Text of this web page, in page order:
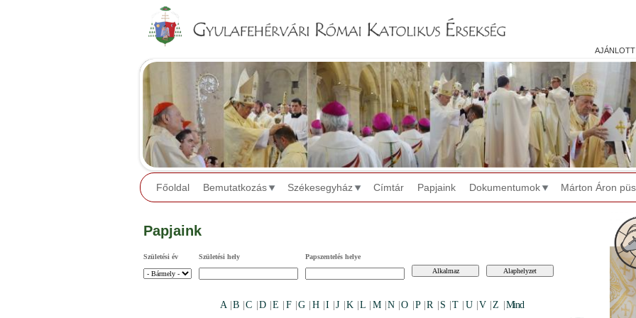
ajánlott
Főoldal Bemutatkozás Székesegyház Címtár Papjaink Dokumentumok Márton Áron
Papjaink
Születési év Születési hely Papszentelés helye
A B |C D |E F |G H I |J K |L M |N |O P |R S |T U V |Z
Mind